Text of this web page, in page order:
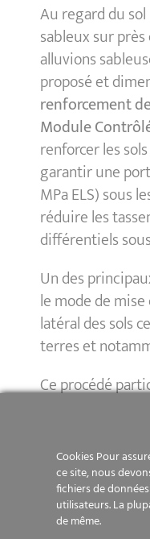
Au regard du
sableux sur
alluvions
proposé et
renforcement
Module
renforcer les
garantir une
MPa ELS) sous
réduire les
différentiels
Un des
le mode de
latéral des sols
terres et
Ce procédé
Réalisation
Le chantier a
Cookies Pour
ce site, nous
fichiers de
utilisateurs. La
de même.